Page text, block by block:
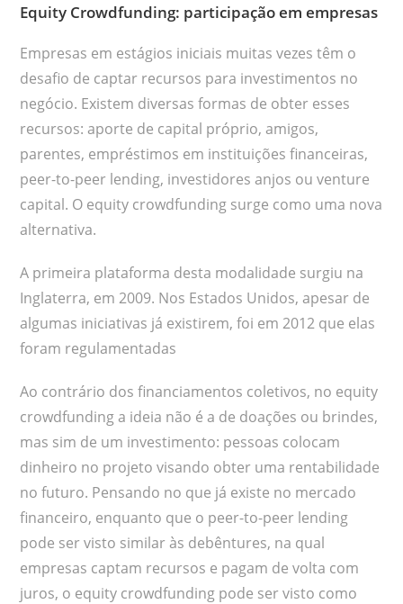
Equity Crowdfunding: participação em empresas
Empresas em estágios iniciais muitas vezes têm o
desafio de captar recursos para investimentos no
negócio. Existem diversas formas de obter esses
recursos: aporte de capital próprio, amigos,
parentes, empréstimos em instituições financeiras,
peer-to-peer lending, investidores anjos ou venture
capital. O equity crowdfunding surge como uma nova
alternativa.
A primeira plataforma desta modalidade surgiu na
Inglaterra, em 2009. Nos Estados Unidos, apesar de
algumas iniciativas já existirem, foi em 2012 que elas
foram regulamentadas
Ao contrário dos financiamentos coletivos, no equity
crowdfunding a ideia não é a de doações ou brindes,
mas sim de um investimento: pessoas colocam
dinheiro no projeto visando obter uma rentabilidade
no futuro. Pensando no que já existe no mercado
financeiro, enquanto que o peer-to-peer lending
pode ser visto similar às debêntures, na qual
empresas captam recursos e pagam de volta com
juros, o equity crowdfunding pode ser visto como